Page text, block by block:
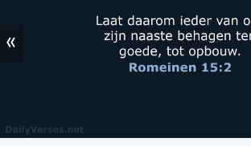
«